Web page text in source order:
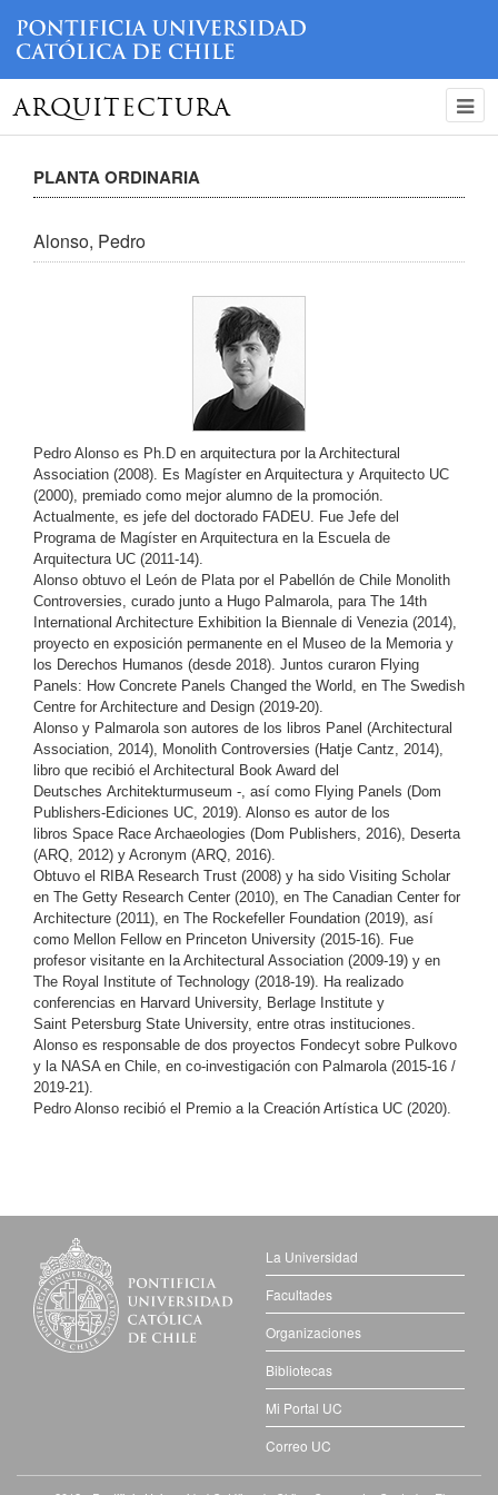
ARQUITECTURA
PLANTA ORDINARIA
Alonso, Pedro
Pedro Alonso es Ph.D en arquitectura por la Architectural
Association (2008). Es Magíster en Arquitectura y Arquitecto UC
(2000), premiado como mejor alumno de la promoción.
Actualmente, es jefe del doctorado FADEU. Fue Jefe del
Programa de Magíster en Arquitectura en la Escuela de
Arquitectura UC (2011-14).
Alonso obtuvo el León de Plata por el Pabellón de Chile Monolith
Controversies, curado junto a Hugo Palmarola, para The 14th
International Architecture Exhibition la Biennale di Venezia (2014),
proyecto en exposición permanente en el Museo de la Memoria y
los Derechos Humanos (desde 2018). Juntos curaron Flying
Panels: How Concrete Panels Changed the World, en The Swedish
Centre for Architecture and Design (2019-20).
Alonso y Palmarola son autores de los libros Panel (Architectural
Association, 2014), Monolith Controversies (Hatje Cantz, 2014),
libro que recibió el Architectural Book Award del
Deutsches Architekturmuseum -, así como Flying Panels (Dom
Publishers-Ediciones UC, 2019). Alonso es autor de los
libros Space Race Archaeologies (Dom Publishers, 2016), Deserta
(ARQ, 2012) y Acronym (ARQ, 2016).
Obtuvo el RIBA Research Trust (2008) y ha sido Visiting Scholar
en The Getty Research Center (2010), en The Canadian Center for
Architecture (2011), en The Rockefeller Foundation (2019), así
como Mellon Fellow en Princeton University (2015-16). Fue
profesor visitante en la Architectural Association (2009-19) y en
The Royal Institute of Technology (2018-19). Ha realizado
conferencias en Harvard University, Berlage Institute y
Saint Petersburg State University, entre otras instituciones.
Alonso es responsable de dos proyectos Fondecyt sobre Pulkovo
y la NASA en Chile, en co-investigación con Palmarola (2015-16 /
2019-21).
Pedro Alonso recibió el Premio a la Creación Artística UC (2020).
La Universidad
Facultades
Organizaciones
Bibliotecas
Mi Portal UC
Correo UC